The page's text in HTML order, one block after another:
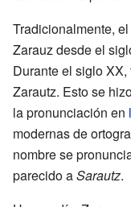
Tradicionalmente,
Zarauz desde el
Durante el siglo
Zarautz. Esto se
la pronunciación en
modernas de
nombre se
parecido aSarautz.